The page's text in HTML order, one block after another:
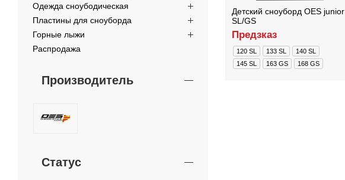
Детский сноуборд OES junior
SL/GS
Предзказ
120 SL 133 SL
140 SL
145 SL
163 GS 168 GS
Одежда сноубодическая
Пластины для сноуборда
Горные лыжи
Распродажа
Производитель
Статус